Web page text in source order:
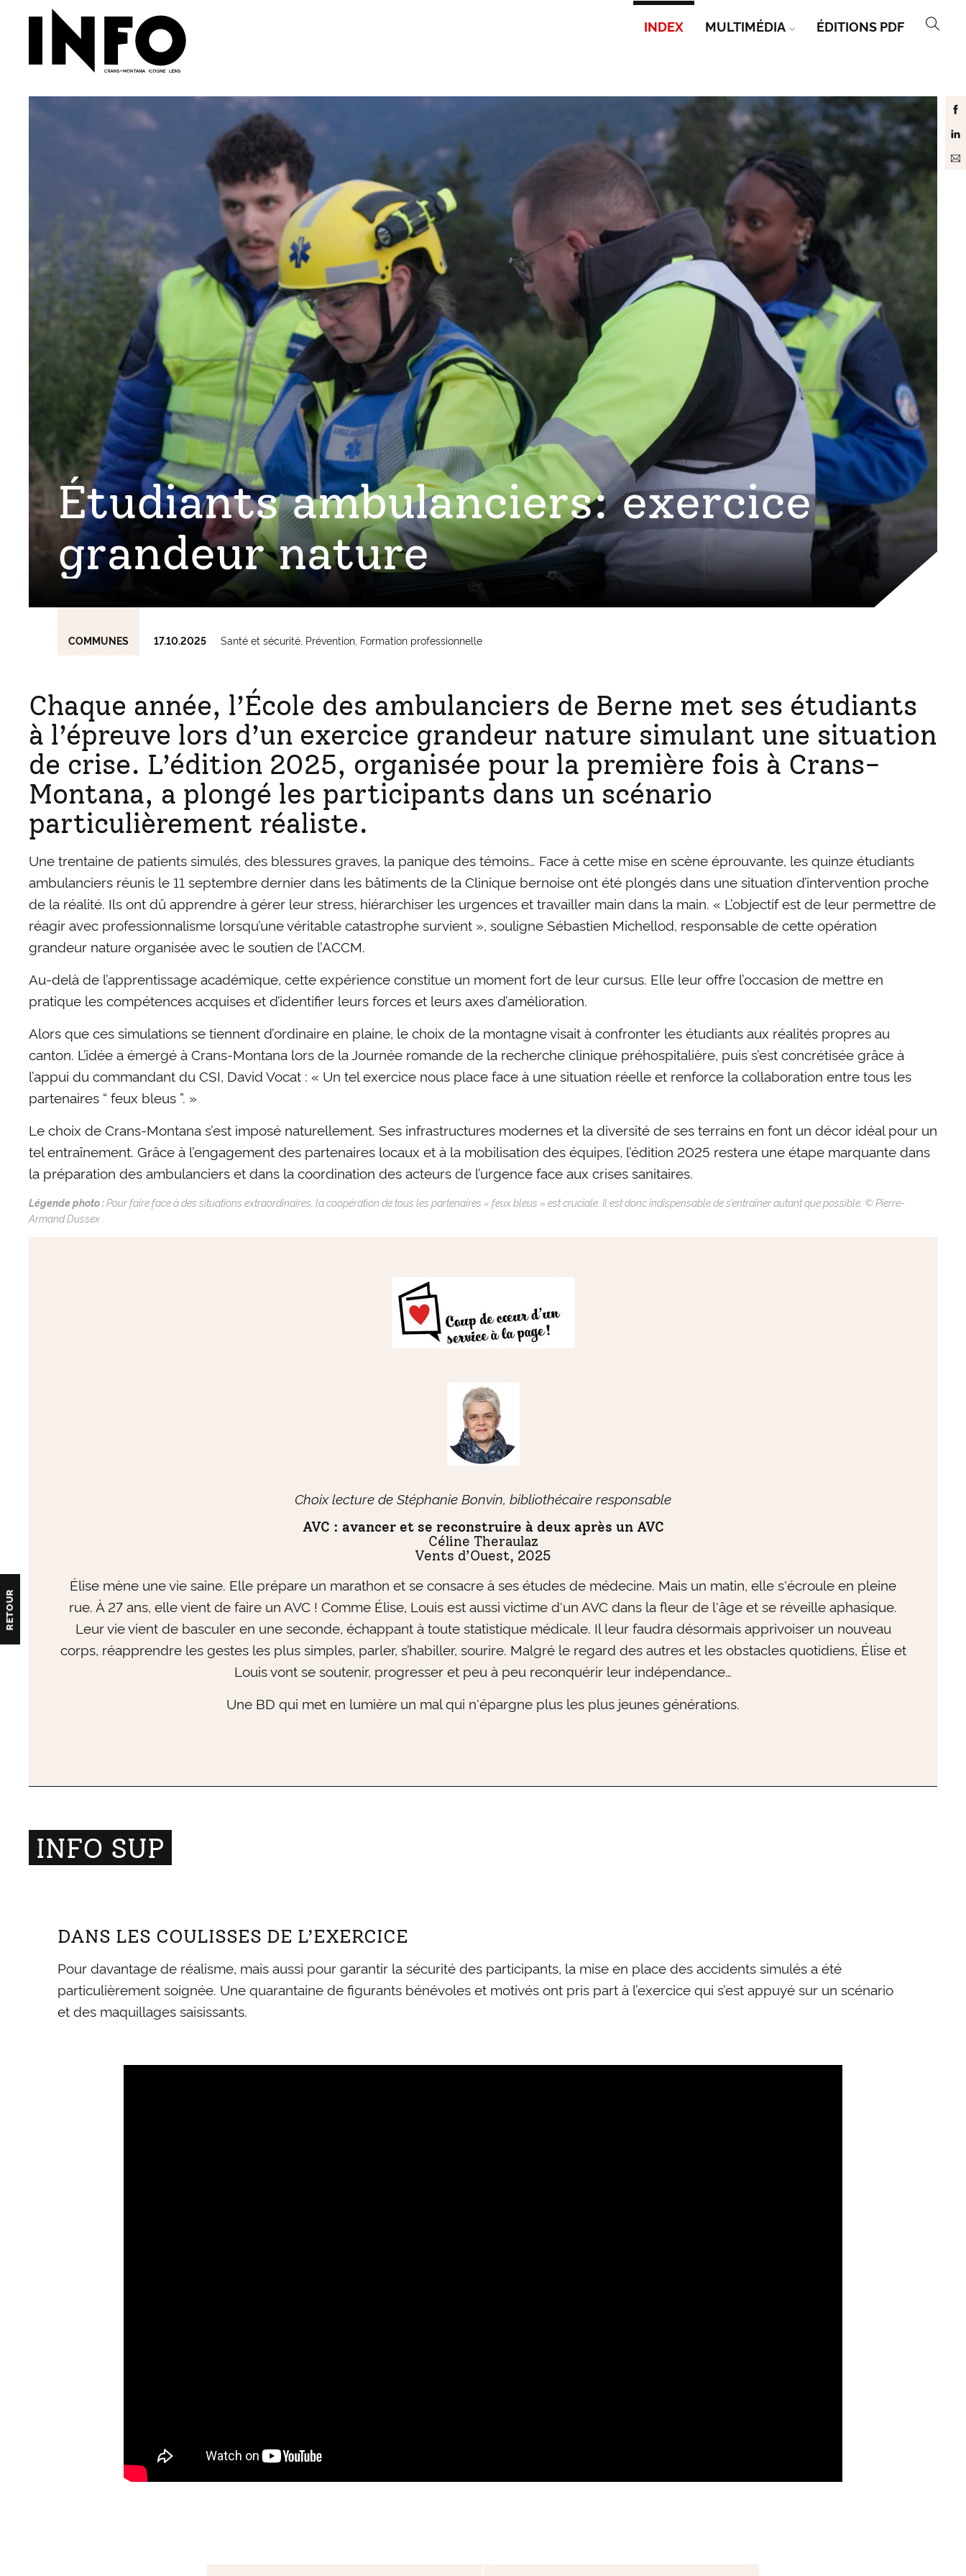
INDEX MULTIMÉDIA ÉDITIONS PDF
Étudiants ambulanciers: exercice
grandeur nature
COMMUNES 17.10.2025 Santé et sécurité Prévention Formation professionnelle
Chaque année, l’École des ambulanciers de Berne met ses étudiants
à l’épreuve lors d’un exercice grandeur nature simulant une situation
de crise. L’édition 2025, organisée pour la première fois à Crans-
Montana, a plongé les participants dans un scénario
particulièrement réaliste.
Une trentaine de patients simulés, des blessures graves, la panique des témoins… Face à cette mise en scène éprouvante, les quinze étudiants
ambulanciers réunis le 11 septembre dernier dans les bâtiments de la Clinique bernoise ont été plongés dans une situation d’intervention proche
de la réalité. Ils ont dû apprendre à gérer leur stress, hiérarchiser les urgences et travailler main dans la main. « L’objectif est de leur permettre de
réagir avec professionnalisme lorsqu’une véritable catastrophe survient », souligne Sébastien Michellod, responsable de cette opération
grandeur nature organisée avec le soutien de l’ACCM.
Au-delà de l’apprentissage académique, cette expérience constitue un moment fort de leur cursus. Elle leur offre l’occasion de mettre en
pratique les compétences acquises et d’identifier leurs forces et leurs axes d’amélioration.
Alors que ces simulations se tiennent d’ordinaire en plaine, le choix de la montagne visait à confronter les étudiants aux réalités propres au
canton. L’idée a émergé à Crans-Montana lors de la Journée romande de la recherche clinique préhospitalière, puis s’est concrétisée grâce à
l’appui du commandant du CSI, David Vocat : « Un tel exercice nous place face à une situation réelle et renforce la collaboration entre tous les
partenaires “ feux bleus ”. »
Le choix de Crans-Montana s’est imposé naturellement. Ses infrastructures modernes et la diversité de ses terrains en font un décor idéal pour un
tel entraînement. Grâce à l’engagement des partenaires locaux et à la mobilisation des équipes, l’édition 2025 restera une étape marquante dans
la préparation des ambulanciers et dans la coordination des acteurs de l’urgence face aux crises sanitaires.
Légende photo :Pour faire face à des situations extraordinaires, la coopération de tous les partenaires « feux bleus » est cruciale. Il est donc indispensable de s’entraîner autant que possible. © Pierre-
Armand Dussex
Choix lecture de Stéphanie Bonvin, bibliothécaire responsable
AVC : avancer et se reconstruire à deux après un AVC
Céline Theraulaz
Vents d’Ouest, 2025
Élise mène une vie saine. Elle prépare un marathon et se consacre à ses études de médecine. Mais un matin, elle s'écroule en pleine
rue. À 27 ans, elle vient de faire un AVC ! Comme Élise, Louis est aussi victime d'un AVC dans la fleur de l'âge et se réveille aphasique.
Leur vie vient de basculer en une seconde, échappant à toute statistique médicale. Il leur faudra désormais apprivoiser un nouveau
corps, réapprendre les gestes les plus simples, parler, s’habiller, sourire. Malgré le regard des autres et les obstacles quotidiens, Élise et
Louis vont se soutenir, progresser et peu à peu reconquérir leur indépendance…
Une BD qui met en lumière un mal qui n'épargne plus les plus jeunes générations.
DANS LES COULISSES DE L’EXERCICE
Pour davantage de réalisme, mais aussi pour garantir la sécurité des participants, la mise en place des accidents simulés a été
particulièrement soignée. Une quarantaine de figurants bénévoles et motivés ont pris part à l’exercice qui s’est appuyé sur un scénario
et des maquillages saisissants.
RETOUR